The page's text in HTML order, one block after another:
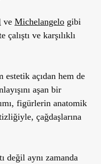
ve Michelangelogibi
ve karşılıklı
estetik açıdan hem de
aşan bir
figürlerin anatomik
çağdaşlarına
değil aynı zamanda